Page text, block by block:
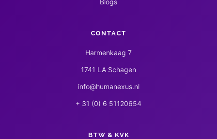
Blogs
CONTACT
Harmenkaag 7
1741 LA Schagen
info@humanexus.nl
+ 31 (0) 6 51120654
BTW & KVK